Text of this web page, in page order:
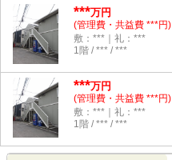
***万円
(管理費・共益費 ***円)
敷：***｜礼：***
1階 / *** / ***
***万円
(管理費・共益費 ***円)
敷：***｜礼：***
1階 / *** / ***